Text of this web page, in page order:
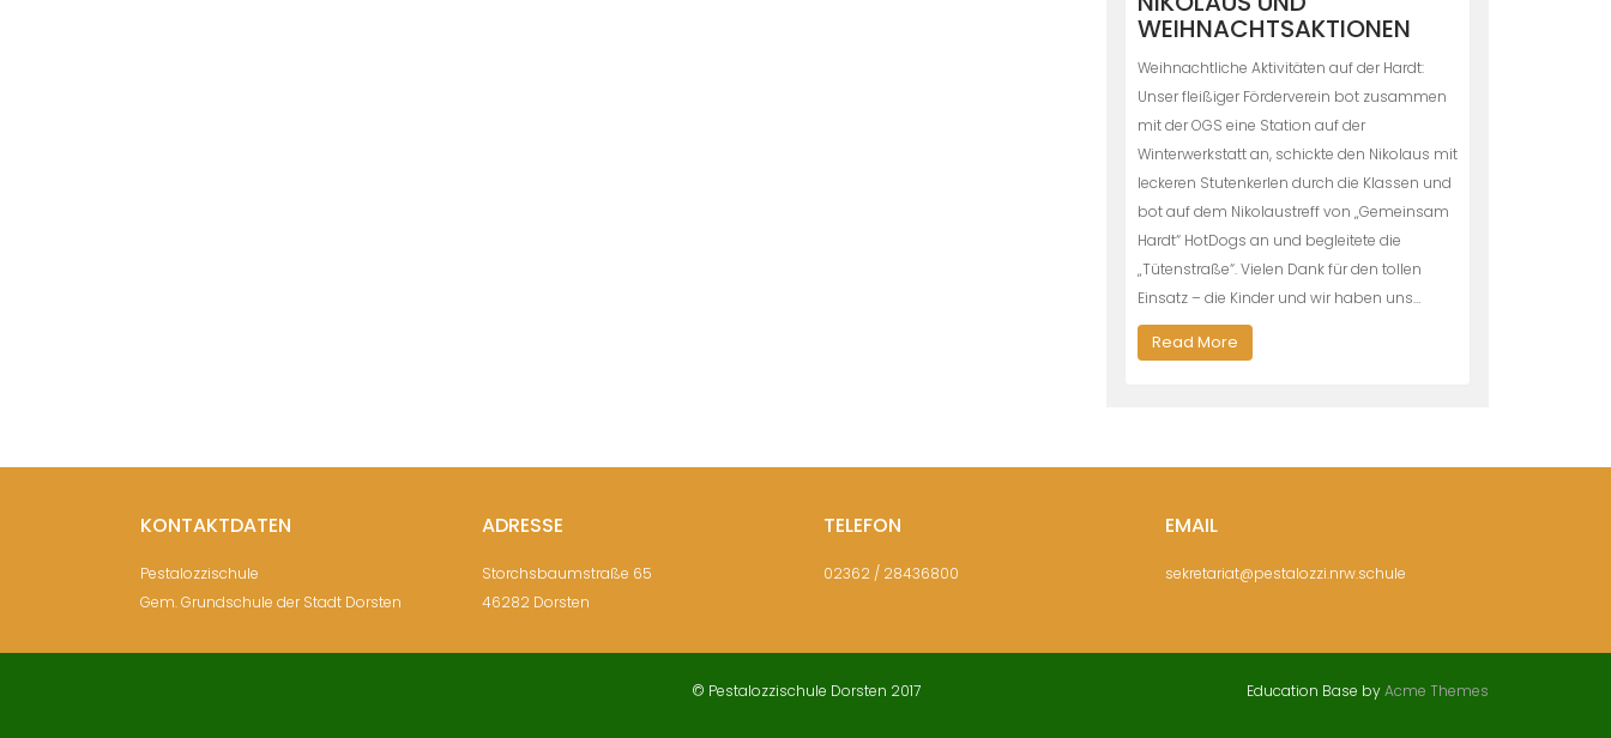
WEIHNACHTSAKTIONEN
Weihnachtliche Aktivitäten auf der Hardt:
Unser fleißiger Förderverein bot zusammen
mit der OGS eine Station auf der
Winterwerkstatt an, schickte den Nikolaus mit
leckeren Stutenkerlen durch die Klassen und
bot auf dem Nikolaustreff von „Gemeinsam
Hardt“ HotDogs an und begleitete die
„Tütenstraße“. Vielen Dank für den tollen
Einsatz – die Kinder und wir haben uns…
Read More
KONTAKTDATEN
Pestalozzischule
Gem. Grundschule der Stadt Dorsten
ADRESSE
Storchsbaumstraße 65
46282 Dorsten
TELEFON
02362 / 28436800
EMAIL
sekretariat@pestalozzi.nrw.schule
© Pestalozzischule Dorsten 2017 Education Base byAcme Themes